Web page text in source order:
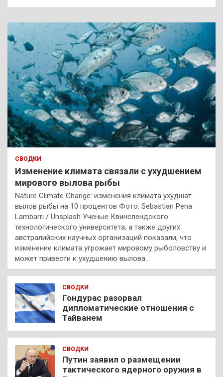
СВОДКИ
Изменение климата связали с ухудшением
мирового вылова рыбы
Nature Climate Change: изменения климата ухудшат
вылов рыбы на 10 процентов Фото: Sebastian Pena
Lambarri / Unsplash Ученые Квинслендского
технологического университета, а также других
австралийских научных организаций показали, что
изменение климата угрожает мировому рыболовству и
может привести к ухудшению вылова…
СВОДКИ
Гондурас разорвал
дипломатические отношения с
Тайванем
СВОДКИ
Путин заявил о размещении
тактического ядерного оружия в